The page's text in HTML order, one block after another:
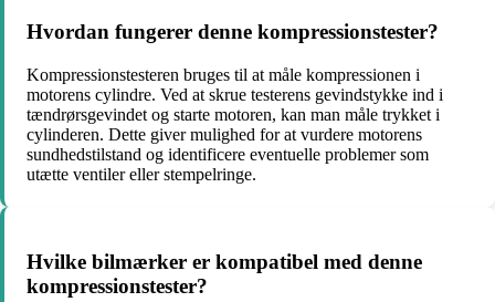
Hvordan fungerer denne kompressionstester?
Kompressionstesteren bruges til at måle kompressionen i
motorens cylindre. Ved at skrue testerens gevindstykke ind i
tændrørsgevindet og starte motoren, kan man måle trykket i
cylinderen. Dette giver mulighed for at vurdere motorens
sundhedstilstand og identificere eventuelle problemer som
utætte ventiler eller stempelringe.
Hvilke bilmærker er kompatibel med denne
kompressionstester?